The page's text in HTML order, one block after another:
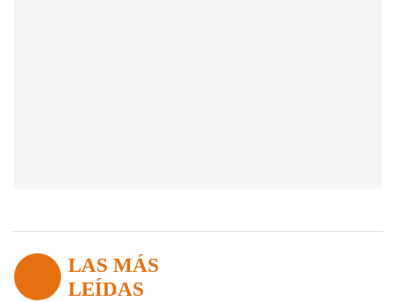
LAS MÁS
LEÍDAS